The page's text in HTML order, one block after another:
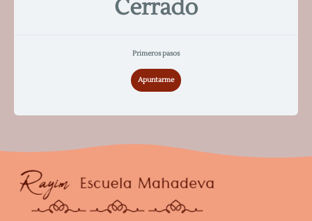
Cerrado
Primeros pasos
Apuntarme